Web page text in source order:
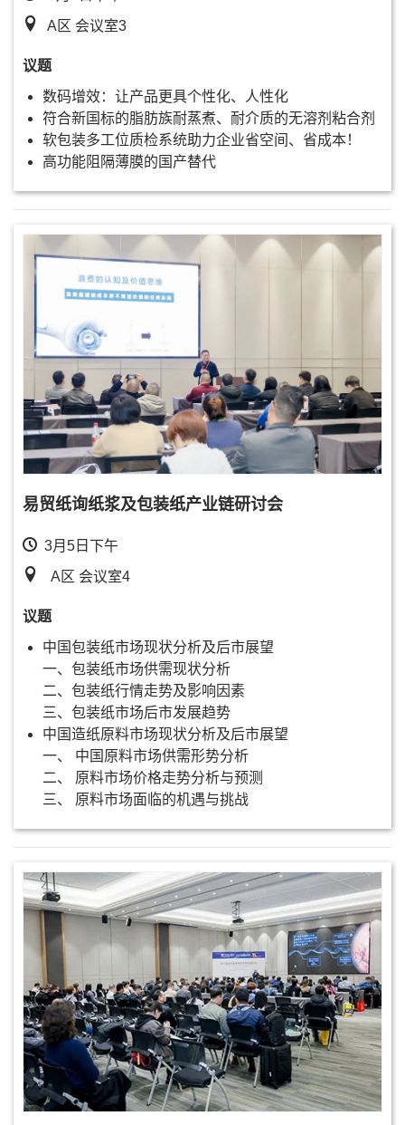
A区 会议室3
议题
数码增效：让产品更具个性化、人性化
符合新国标的脂肪族耐蒸煮、耐介质的无溶剂粘合剂
软包装多工位质检系统助力企业省空间、省成本！
高功能阻隔薄膜的国产替代
易贸纸询纸浆及包装纸产业链研讨会
3月5日下午
A区 会议室4
议题
中国包装纸市场现状分析及后市展望
一、包装纸市场供需现状分析
二、包装纸行情走势及影响因素
三、包装纸市场后市发展趋势
中国造纸原料市场现状分析及后市展望
一、 中国原料市场供需形势分析
二、 原料市场价格走势分析与预测
三、 原料市场面临的机遇与挑战